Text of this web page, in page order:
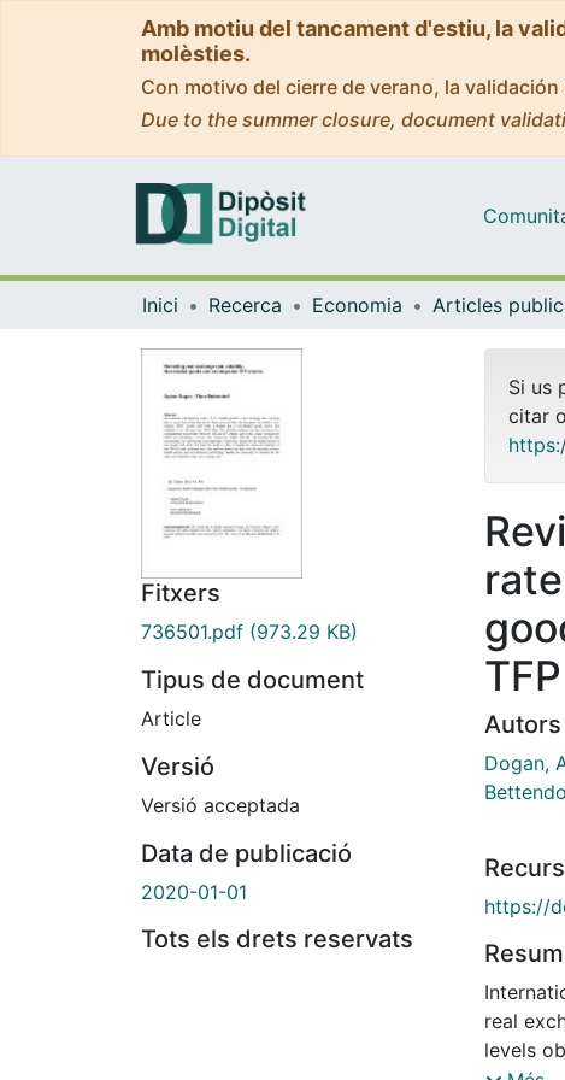
Amb motiu del tancament d'estiu, la
molèsties.
Con motivo del cierre de verano, la
Due to the summer closure, document
Inici Recerca Economia
Fitxers
736501.pdf (973.29 KB)
Tipus de document
Article
Versió
Versió acceptada
Data de publicació
2020-01-01
Tots els drets reservats
Si us
citar
Autors
Dogan,
https://
Resum
real
levels